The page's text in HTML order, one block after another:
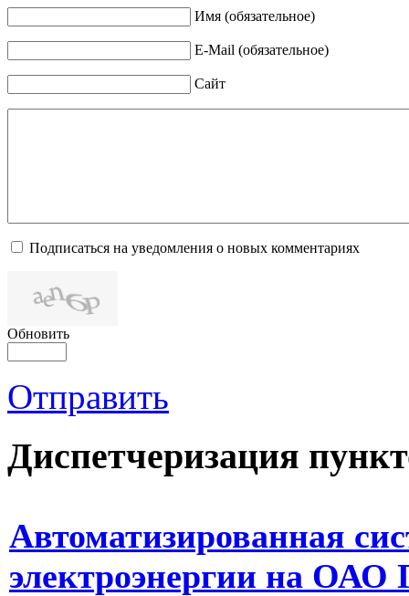
Имя (обязательное)
E-Mail (обязательное)
Сайт
Подписаться на уведомления о новых комментариях
Обновить
Отправить
Диспетчеризация
Автоматизированная
электроэнергии на